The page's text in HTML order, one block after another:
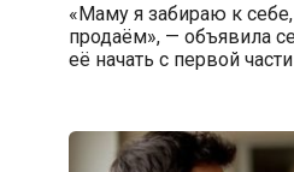
«Маму я забираю к
продаём», — объявила
её начать с первой части